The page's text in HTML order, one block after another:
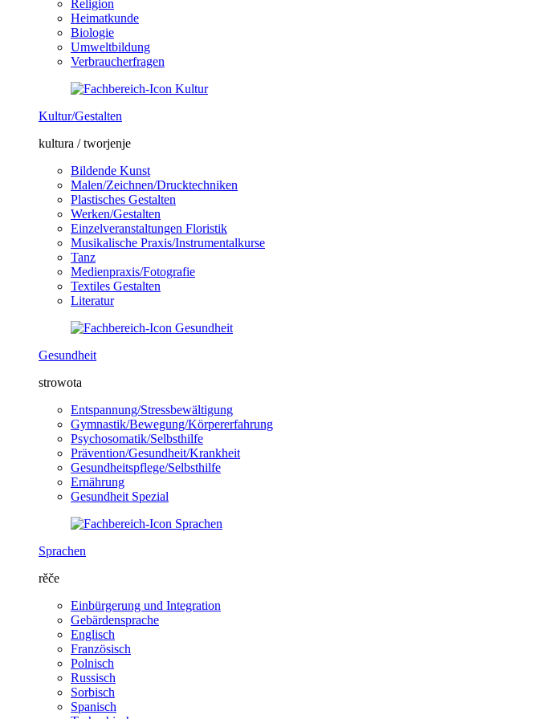
Religion
Heimatkunde
Biologie
Umweltbildung
Verbraucherfragen
Kultur/Gestalten
kultura / tworjenje
Bildende Kunst
Malen/Zeichnen/Drucktechniken
Plastisches Gestalten
Werken/Gestalten
Einzelveranstaltungen Floristik
Musikalische Praxis/Instrumentalkurse
Tanz
Medienpraxis/Fotografie
Textiles Gestalten
Literatur
Gesundheit
strowota
Entspannung/Stressbewältigung
Gymnastik/Bewegung/Körpererfahrung
Psychosomatik/Selbsthilfe
Prävention/Gesundheit/Krankheit
Gesundheitspflege/Selbsthilfe
Ernährung
Gesundheit Spezial
Sprachen
rěče
Einbürgerung und Integration
Gebärdensprache
Englisch
Französisch
Polnisch
Russisch
Sorbisch
Spanisch